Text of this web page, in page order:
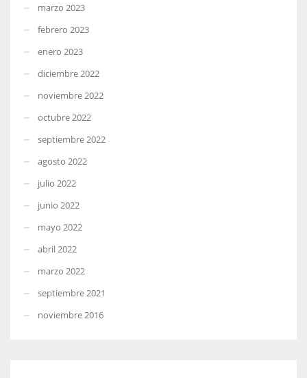
marzo 2023
febrero 2023
enero 2023
diciembre 2022
noviembre 2022
octubre 2022
septiembre 2022
agosto 2022
julio 2022
junio 2022
mayo 2022
abril 2022
marzo 2022
septiembre 2021
noviembre 2016